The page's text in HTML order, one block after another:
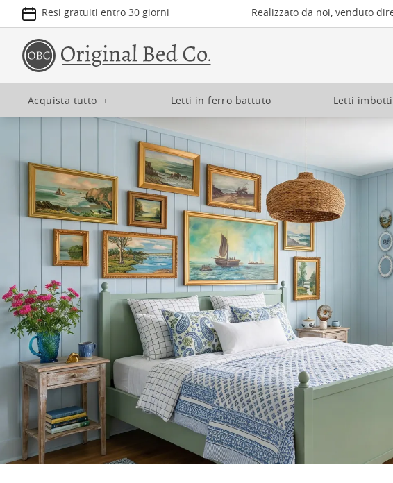
Resi gratuiti entro 30 giorni Realizzato da noi, venduto
Acquista tutto + Letti in ferro battuto Letti